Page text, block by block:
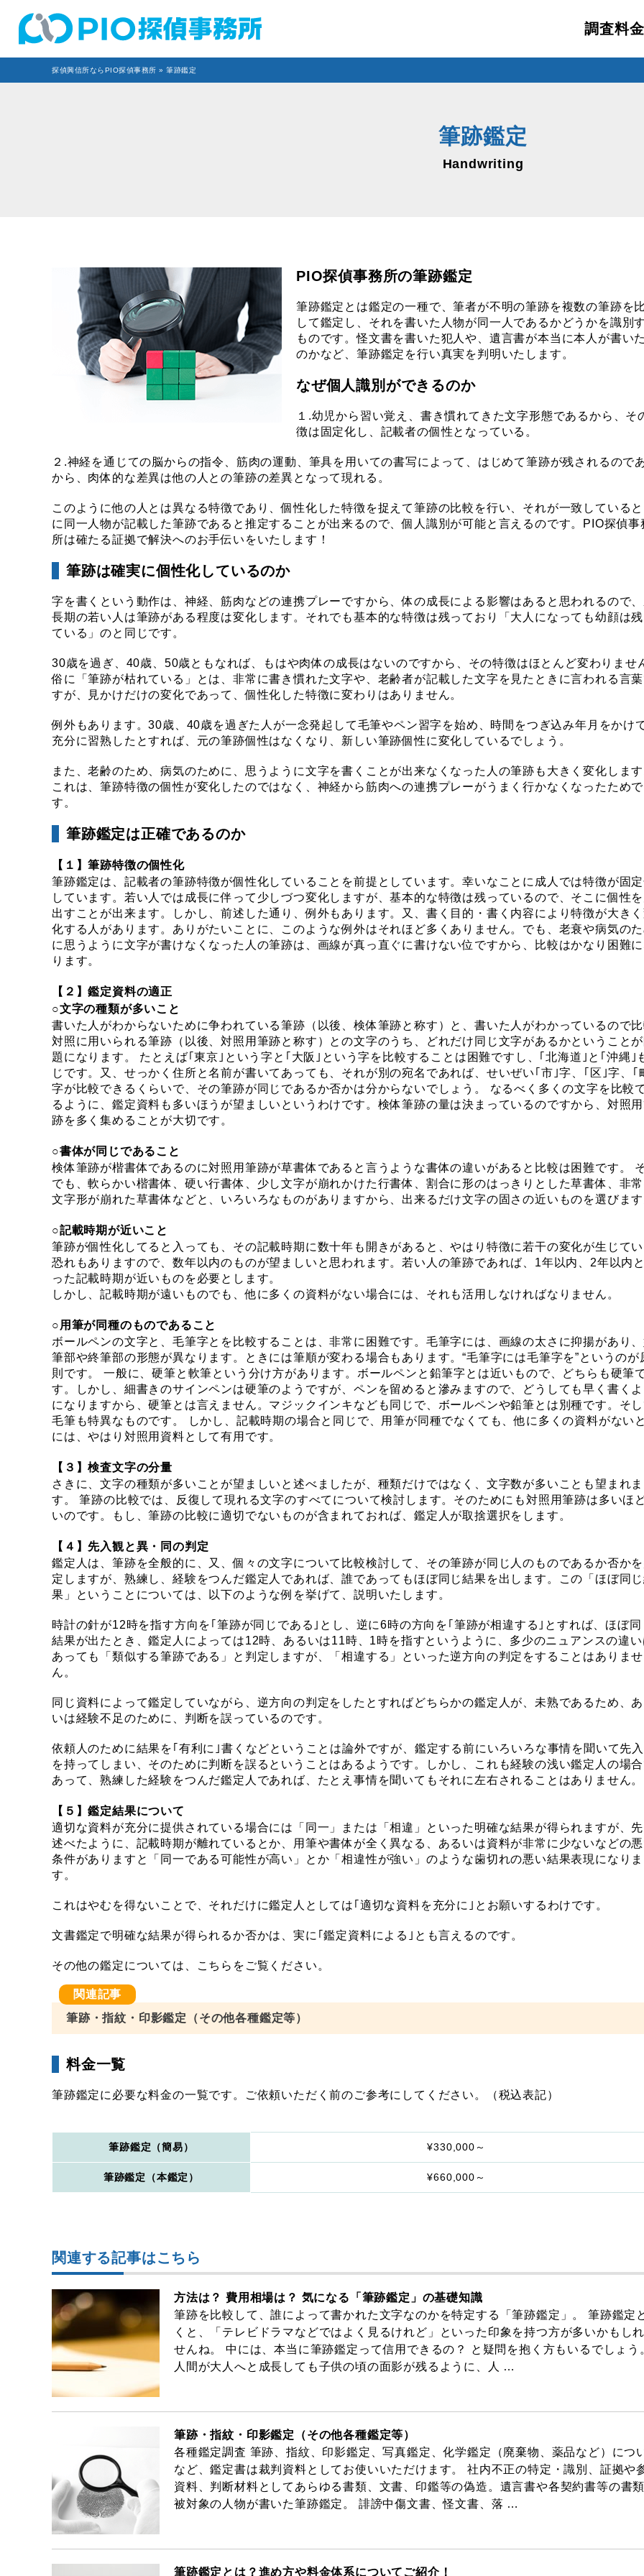
調査料金
探偵興信所ならPIO探偵事務所 » 筆跡鑑定
筆跡鑑定
Handwriting
PIO探偵事務所の筆跡鑑定
筆跡鑑定とは鑑定の一種で、筆者が不明の筆跡を複数の筆跡を
して鑑定し、それを書いた人物が同一人であるかどうかを識別
ものです。怪文書を書いた犯人や、遺言書が本当に本人が書い
のかなど、筆跡鑑定を行い真実を判明いたします。
なぜ個人識別ができるのか
１.幼児から習い覚え、書き慣れてきた文字形態であるから、そ
徴は固定化し、記載者の個性となっている。
２.神経を通じての脳からの指令、筋肉の運動、筆具を用いての書写によって、はじめて筆跡が残されるので
から、肉体的な差異は他の人との筆跡の差異となって現れる。
このように他の人とは異なる特徴であり、個性化した特徴を捉えて筆跡の比較を行い、それが一致していると
に同一人物が記載した筆跡であると推定することが出来るので、個人識別が可能と言えるのです。PIO探偵事
所は確たる証拠で解決へのお手伝いをいたします！
筆跡は確実に個性化しているのか
字を書くという動作は、神経、筋肉などの連携プレーですから、体の成長による影響はあると思われるので
長期の若い人は筆跡がある程度は変化します。それでも基本的な特徴は残っており「大人になっても幼顔は残
ている」のと同じです。
30歳を過ぎ、40歳、50歳ともなれば、もはや肉体の成長はないのですから、その特徴はほとんど変わりませ
俗に「筆跡が枯れている」とは、非常に書き慣れた文字や、老齢者が記載した文字を見たときに言われる言
すが、見かけだけの変化であって、個性化した特徴に変わりはありません。
例外もあります。30歳、40歳を過ぎた人が一念発起して毛筆やペン習字を始め、時間をつぎ込み年月をかけて
充分に習熟したとすれば、元の筆跡個性はなくなり、新しい筆跡個性に変化しているでしょう。
また、老齢のため、病気のために、思うように文字を書くことが出来なくなった人の筆跡も大きく変化します
これは、筆跡特徴の個性が変化したのではなく、神経から筋肉への連携プレーがうまく行かなくなったためで
す。
筆跡鑑定は正確であるのか
【１】筆跡特徴の個性化
筆跡鑑定は、記載者の筆跡特徴が個性化していることを前提としています。幸いなことに成人では特徴が固
しています。若い人では成長に伴って少しづつ変化しますが、基本的な特徴は残っているので、そこに個性
出すことが出来ます。しかし、前述した通り、例外もあります。又、書く目的・書く内容により特徴が大き
化する人があります。ありがたいことに、このような例外はそれほど多くありません。でも、老衰や病気の
に思うように文字が書けなくなった人の筆跡は、画線が真っ直ぐに書けない位ですから、比較はかなり困難
ります。
【２】鑑定資料の適正
○文字の種類が多いこと
書いた人がわからないために争われている筆跡（以後、検体筆跡と称す）と、書いた人がわかっているので
対照に用いられる筆跡（以後、対照用筆跡と称す）との文字のうち、どれだけ同じ文字があるかということが
題になります。 たとえば｢東京｣という字と｢大阪｣という字を比較することは困難ですし、｢北海道｣と｢沖縄｣
じです。又、せっかく住所と名前が書いてあっても、それが別の宛名であれば、せいぜい｢市｣字、｢区｣字、｢
字が比較できるくらいで、その筆跡が同じであるか否かは分からないでしょう。 なるべく多くの文字を比較
るように、鑑定資料も多いほうが望ましいというわけです。検体筆跡の量は決まっているのですから、対照
跡を多く集めることが大切です。
○書体が同じであること
検体筆跡が楷書体であるのに対照用筆跡が草書体であると言うような書体の違いがあると比較は困難です。
でも、軟らかい楷書体、硬い行書体、少し文字が崩れかけた行書体、割合に形のはっきりとした草書体、非常
文字形が崩れた草書体などと、いろいろなものがありますから、出来るだけ文字の固さの近いものを選びます
○記載時期が近いこと
筆跡が個性化してると入っても、その記載時期に数十年も開きがあると、やはり特徴に若干の変化が生じてい
恐れもありますので、数年以内のものが望ましいと思われます。若い人の筆跡であれば、1年以内、2年以内
った記載時期が近いものを必要とします。
しかし、記載時期が遠いものでも、他に多くの資料がない場合には、それも活用しなければなりません。
○用筆が同種のものであること
ボールペンの文字と、毛筆字とを比較することは、非常に困難です。毛筆字には、画線の太さに抑揚があり
筆部や終筆部の形態が異なります。ときには筆順が変わる場合もあります。“毛筆字には毛筆字を”というのが
則です。 一般に、硬筆と軟筆という分け方があります。ボールペンと鉛筆字とは近いもので、どちらも硬筆
す。しかし、細書きのサインペンは硬筆のようですが、ペンを留めると滲みますので、どうしても早く書くよ
になりますから、硬筆とは言えません。マジックインキなども同じで、ボールペンや鉛筆とは別種です。そし
毛筆も特異なものです。 しかし、記載時期の場合と同じで、用筆が同種でなくても、他に多くの資料がない
には、やはり対照用資料として有用です。
【３】検査文字の分量
さきに、文字の種類が多いことが望ましいと述べましたが、種類だけではなく、文字数が多いことも望まれま
す。 筆跡の比較では、反復して現れる文字のすべてについて検討します。そのためにも対照用筆跡は多いほ
いのです。もし、筆跡の比較に適切でないものが含まれておれば、鑑定人が取捨選択をします。
【４】先入観と異・同の判定
鑑定人は、筆跡を全般的に、又、個々の文字について比較検討して、その筆跡が同じ人のものであるか否かを
定しますが、熟練し、経験をつんだ鑑定人であれば、誰であってもほぼ同じ結果を出します。この「ほぼ同
果」ということについては、以下のような例を挙げて、説明いたします。
時計の針が12時を指す方向を｢筆跡が同じである｣とし、逆に6時の方向を｢筆跡が相違する｣とすれば、ほぼ同
結果が出たとき、鑑定人によっては12時、あるいは11時、1時を指すというように、多少のニュアンスの違い
あっても「類似する筆跡である」と判定しますが、「相違する」といった逆方向の判定をすることはありませ
ん。
同じ資料によって鑑定していながら、逆方向の判定をしたとすればどちらかの鑑定人が、未熟であるため、あ
いは経験不足のために、判断を誤っているのです。
依頼人のために結果を｢有利に｣書くなどということは論外ですが、鑑定する前にいろいろな事情を聞いて先
を持ってしまい、そのために判断を誤るということはあるようです。しかし、これも経験の浅い鑑定人の場
あって、熟練した経験をつんだ鑑定人であれば、たとえ事情を聞いてもそれに左右されることはありません。
【５】鑑定結果について
適切な資料が充分に提供されている場合には「同一」または「相違」といった明確な結果が得られますが、先
述べたように、記載時期が離れているとか、用筆や書体が全く異なる、あるいは資料が非常に少ないなどの
条件がありますと「同一である可能性が高い」とか「相違性が強い」のような歯切れの悪い結果表現になりま
す。
これはやむを得ないことで、それだけに鑑定人としては｢適切な資料を充分に｣とお願いするわけです。
文書鑑定で明確な結果が得られるか否かは、実に｢鑑定資料による｣とも言えるのです。
その他の鑑定については、こちらをご覧ください。
筆跡・指紋・印影鑑定（その他各種鑑定等）
料金一覧
筆跡鑑定に必要な料金の一覧です。ご依頼いただく前のご参考にしてください。（税込表記）
筆跡鑑定（簡易） ¥330,000～
筆跡鑑定（本鑑定） ¥660,000～
関連する記事はこちら
方法は？ 費用相場は？ 気になる「筆跡鑑定」の基礎知識
筆跡を比較して、誰によって書かれた文字なのかを特定する「筆跡鑑定」。 筆跡鑑定
くと、「テレビドラマなどではよく見るけれど」といった印象を持つ方が多いかもしれ
せんね。 中には、本当に筆跡鑑定って信用できるの？ と疑問を抱く方もいるでしょう
人間が大人へと成長しても子供の頃の面影が残るように、人 …
筆跡・指紋・印影鑑定（その他各種鑑定等）
各種鑑定調査 筆跡、指紋、印影鑑定、写真鑑定、化学鑑定（廃棄物、薬品など）につ
など、鑑定書は裁判資料としてお使いいただけます。 社内不正の特定・識別、証拠や
資料、判断材料としてあらゆる書類、文書、印鑑等の偽造。遺言書や各契約書等の書
被対象の人物が書いた筆跡鑑定。 誹謗中傷文書、怪文書、落 …
筆跡鑑定とは？進め方や料金体系についてご紹介！